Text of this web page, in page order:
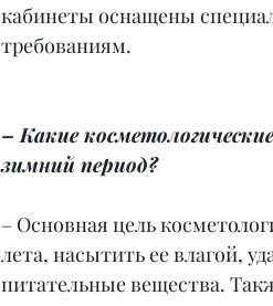
кабинеты оснащены
требованиям.
– Какие
зимний период?
– Основная цель
лета, насытить ее влагой,
питательные вещества.